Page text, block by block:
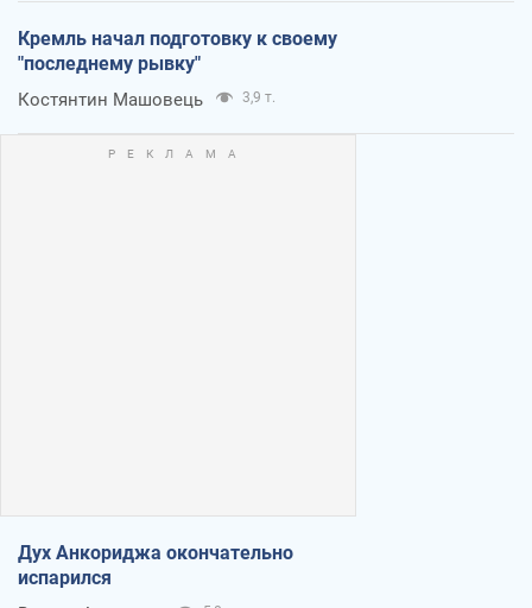
Кремль начал подготовку к своему
"последнему рывку"
Костянтин Машовець 3,9 т.
Дух Анкориджа окончательно
испарился